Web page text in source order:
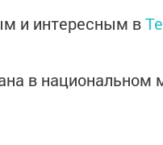
и интересным в
в